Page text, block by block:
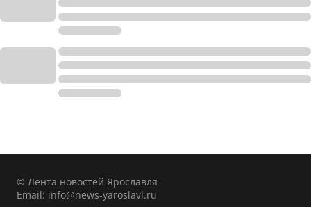
© Лента новостей Ярославля
Email: info@news-yaroslavl.ru